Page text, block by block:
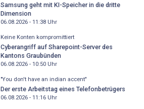
Samsung geht mit KI-Speicher in die dritte
Dimension
06.08.2026 - 11:38Uhr
Keine Konten kompromittiert
Cyberangriff auf Sharepoint-Server des
Kantons Graubünden
06.08.2026 - 10:50Uhr
"You don't have an indian accent"
Der erste Arbeitstag eines Telefonbetrügers
06.08.2026 - 11:16Uhr